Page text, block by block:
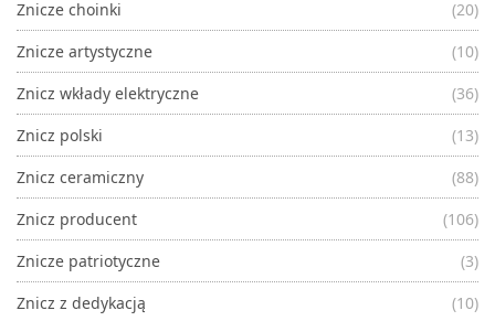
Znicze choinki
(20)
Znicze artystyczne
(10)
Znicz wkłady elektryczne
(36)
Znicz polski
(13)
Znicz ceramiczny
(88)
Znicz producent
(106)
Znicze patriotyczne
(3)
Znicz z dedykacją
(10)